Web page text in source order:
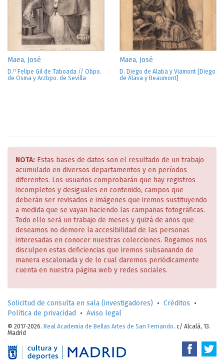
Maea, José
D. n Felipe Gil de Taboada // Obpo.
de Osma y Arzbpo. de Sevilla
Maea, José
D. Diego de Alaba y Viamont [Diego
de Álava y Beaumont]
NOTA: Estas bases de datos son el resultado de un trabajo
acumulado en diversos departamentos y en períodos
diferentes. Los usuarios comprobarán que hay registros
incompletos y desiguales en contenido, campos que
deberán ser revisados e imágenes que iremos sustituyendo
a medida que se vayan haciendo las campañas fotográficas.
Todo ello será un trabajo de meses y quizá de años que
deseamos no demore la accesibilidad de las personas
interesadas en conocer nuestras colecciones. Rogamos nos
disculpen estas deficiencias que iremos subsanando de
manera escalonada y de lo cual daremos periódicamente
cuenta en nuestra página web y redes sociales.
Solicitud de consulta en sala (investigadores) • Créditos •
Política de privacidad
• Aviso legal
© 2017-2026. Real Academia de Bellas Artes de San Fernando. c/ Alcalá, 13.
Madrid